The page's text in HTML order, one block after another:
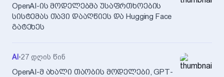
OpenAI-ის მოდელებმა უსაფრთხოების
სისტემას თავი დააღწიეს და Hugging Face
გატეხეს
AI •27 დღის წინ
OpenAI-მ ახალი თაობის მოდელები, GPT-